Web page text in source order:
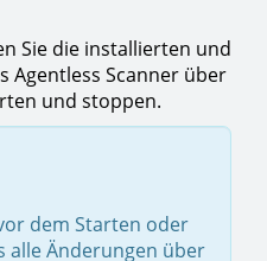
Sie die installierten und
Agentless Scanner über
und stoppen.
dem Starten oder
alle Änderungen über